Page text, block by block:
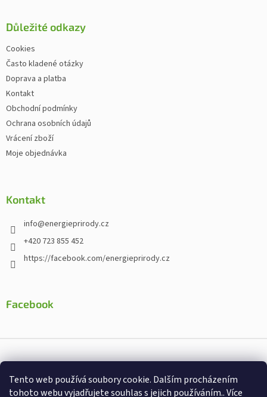
Tento web používá soubory cookie. Dalším procházením
tohoto webu vyjadřujete souhlas s jejich používáním.. Více
Důležité odkazy
Cookies
Často kladené otázky
Doprava a platba
Kontakt
Obchodní podmínky
Ochrana osobních údajů
Vrácení zboží
Moje objednávka
Kontakt
info@energieprirody.cz
+420 723 855 452
https://facebook.com/energieprirody.cz
Facebook
Nakodoval:Štefan Mazáň